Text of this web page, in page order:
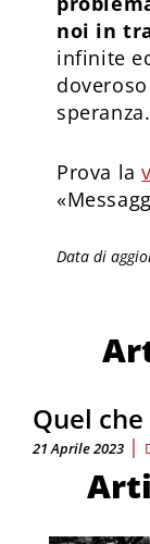
noi in
infinite
speranza.
Prova la
Data di
Quel
21 Aprile 2023 |